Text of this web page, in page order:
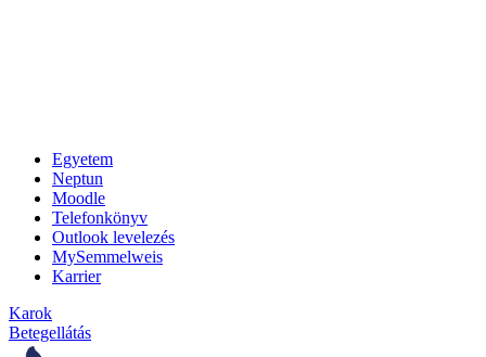
Egyetem
Neptun
Moodle
Telefonkönyv
Outlook levelezés
MySemmelweis
Karrier
Karok
Betegellátás